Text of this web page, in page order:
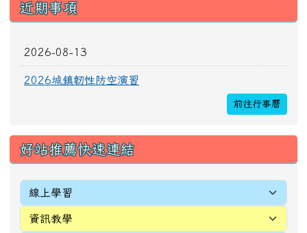
近期事項
2026-08-13
2026城鎮韌性防空演習
前往行事曆
好站推薦快速連結